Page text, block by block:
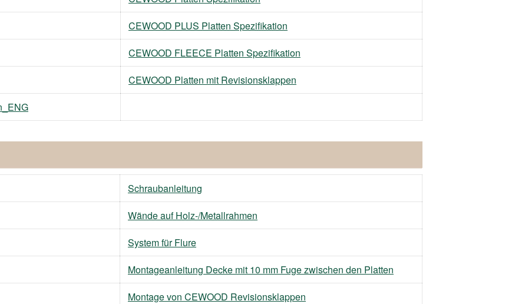
CEWOOD PLUS Platten Spezifikation
CEWOOD FLEECE Platten Spezifikation
CEWOOD Platten mit Revisionsklappen
Schraubanleitung
Wände auf Holz-/Metallrahmen
System für Flure
Montageanleitung Decke mit 10 mm Fuge zwischen den Platten
Montage von CEWOOD Revisionsklappen